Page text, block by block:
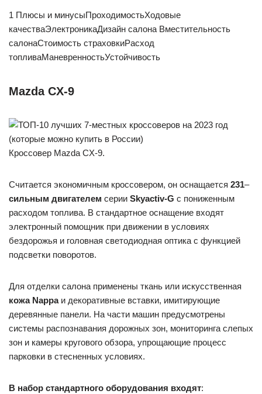
1 Плюсы и минусыПроходимостьХодовые
качестваЭлектроникаДизайн салона Вместительность
салонаСтоимость страховкиРасход
топливаМаневренностьУстойчивость
Mazda CX-9
Кроссовер Mazda CX-9.
Считается экономичным кроссовером, он оснащается 231–
сильным двигателем серии Skyactiv-G с пониженным
расходом топлива. В стандартное оснащение входят
электронный помощник при движении в условиях
бездорожья и головная светодиодная оптика с функцией
подсветки поворотов.
Для отделки салона применены ткань или искусственная
кожа Nappaи декоративные вставки, имитирующие
деревянные панели. На части машин предусмотрены
системы распознавания дорожных зон, мониторинга слепых
зон и камеры кругового обзора, упрощающие процесс
парковки в стесненных условиях.
В набор стандартного оборудования входят: